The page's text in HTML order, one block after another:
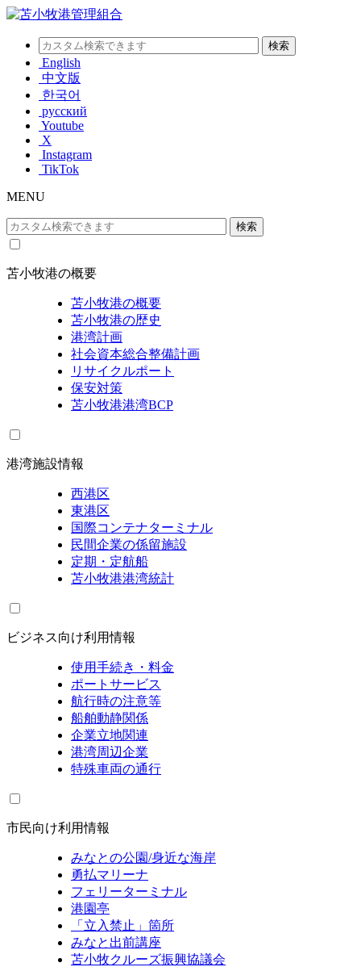
English
中文版
한국어
русский
Youtube
X
Instagram
TikTok
MENU
苫小牧港の概要
苫小牧港の概要
苫小牧港の歴史
港湾計画
社会資本総合整備計画
リサイクルポート
保安対策
苫小牧港港湾BCP
港湾施設情報
西港区
東港区
国際コンテナターミナル
民間企業の係留施設
定期・定航船
苫小牧港港湾統計
ビジネス向け利用情報
使用手続き・料金
ポートサービス
航行時の注意等
船舶動静関係
企業立地関連
港湾周辺企業
特殊車両の通行
市民向け利用情報
みなとの公園/身近な海岸
勇払マリーナ
フェリーターミナル
港園亭
「立入禁止」箇所
みなと出前講座
苫小牧クルーズ振興協議会